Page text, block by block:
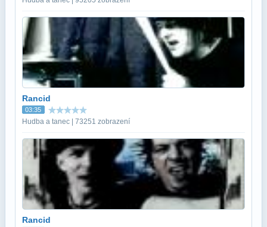
Rancid
03:35
Hudba a tanec | 73251 zobrazení
Rancid